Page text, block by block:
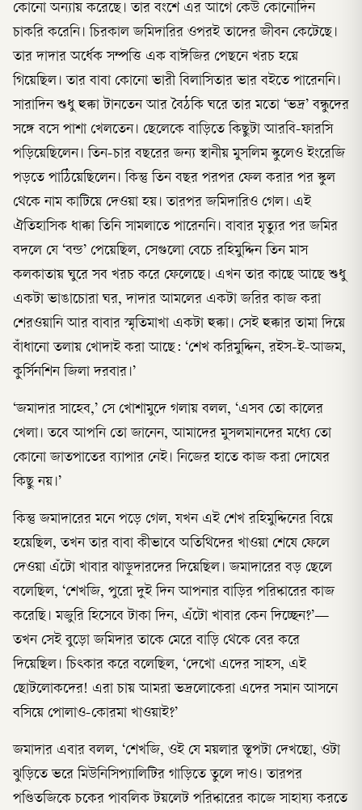
কোনো অন্যায় করেছে। তার বংশে এর আগে কেউ কোনোদিন
চাকরি করেনি। চিরকাল জমিদারির ওপরই তাদের জীবন কেটেছে।
তার দাদার অর্ধেক সম্পত্তি এক বাঈজির পেছনে খরচ হয়ে
গিয়েছিল। তার বাবা কোনো ভারী বিলাসিতার ভার বইতে পারেননি।
সারাদিন শুধু হুক্কা টানতেন আর বৈঠকি ঘরে তার মতো ‘ভদ্র’ বন্ধুদের
সঙ্গে বসে পাশা খেলতেন। ছেলেকে বাড়িতে কিছুটা আরবি-ফারসি
পড়িয়েছিলেন। তিন-চার বছরের জন্য স্থানীয় মুসলিম স্কুলেও ইংরেজি
পড়তে পাঠিয়েছিলেন। কিন্তু তিন বছর পরপর ফেল করার পর স্কুল
থেকে নাম কাটিয়ে দেওয়া হয়। তারপর জমিদারিও গেল। এই
ঐতিহাসিক ধাক্কা তিনি সামলাতে পারেননি। বাবার মৃত্যুর পর জমির
বদলে যে ‘বন্ড’ পেয়েছিল, সেগুলো বেচে রহিমুদ্দিন তিন মাস
কলকাতায় ঘুরে সব খরচ করে ফেলেছে। এখন তার কাছে আছে শুধু
একটা ভাঙাচোরা ঘর, দাদার আমলের একটা জরির কাজ করা
শেরওয়ানি আর বাবার স্মৃতিমাখা একটা হুক্কা। সেই হুক্কার তামা দিয়ে
বাঁধানো তলায় খোদাই করা আছে: ‘শেখ করিমুদ্দিন, রইস-ই-আজম,
কুর্সিনশিন জিলা দরবার।’
‘জমাদার সাহেব,’ সে খোশামুদে গলায় বলল, ‘এসব তো কালের
খেলা। তবে আপনি তো জানেন, আমাদের মুসলমানদের মধ্যে তো
কোনো জাতপাতের ব্যাপার নেই। নিজের হাতে কাজ করা দোষের
কিছু নয়।’
কিন্তু জমাদারের মনে পড়ে গেল, যখন এই শেখ রহিমুদ্দিনের বিয়ে
হয়েছিল, তখন তার বাবা কীভাবে অতিথিদের খাওয়া শেষে ফেলে
দেওয়া এঁটো খাবার ঝাড়ুদারদের দিয়েছিল। জমাদারের বড় ছেলে
বলেছিল, ‘শেখজি, পুরো দুই দিন আপনার বাড়ির পরিষ্কারের কাজ
করেছি। মজুরি হিসেবে টাকা দিন, এঁটো খাবার কেন দিচ্ছেন?’—
তখন সেই বুড়ো জমিদার তাকে মেরে বাড়ি থেকে বের করে
দিয়েছিল। চিৎকার করে বলেছিল, ‘দেখো এদের সাহস, এই
ছোটলোকদের! এরা চায় আমরা ভদ্রলোকেরা এদের সমান আসনে
বসিয়ে পোলাও-কোরমা খাওয়াই?’
জমাদার এবার বলল, ‘শেখজি, ওই যে ময়লার স্তূপটা দেখছো, ওটা
ঝুড়িতে ভরে মিউনিসিপ্যালিটির গাড়িতে তুলে দাও। তারপর
পণ্ডিতজিকে চকের পাবলিক টয়লেট পরিষ্কারের কাজে সাহায্য করতে